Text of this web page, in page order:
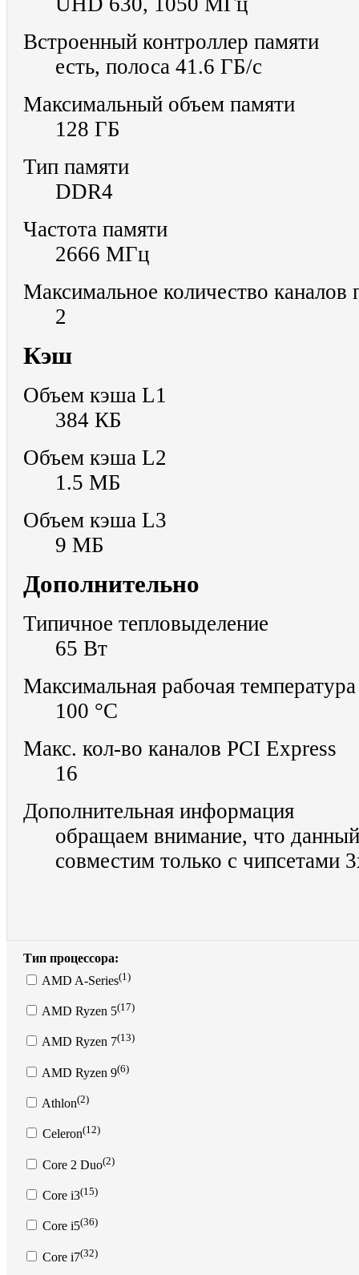
Встроенный контроллер памяти
есть, полоса 41.6 ГБ/с
Максимальный объем памяти
128 ГБ
Тип памяти
DDR4
Частота памяти
2666 МГц
Максимальное количество каналов
2
Кэш
Объем кэша L1
384 КБ
Объем кэша L2
1.5 МБ
Объем кэша L3
9 МБ
Дополнительно
Типичное тепловыделение
65 Вт
Максимальная рабочая температура
100 °C
Макс. кол-во каналов PCI Express
16
Дополнительная информация
обращаем внимание, что
совместим только с чипсетами
Тип процессора:
AMD A-Series(1)
AMD Ryzen 5(17)
AMD Ryzen 7(13)
AMD Ryzen 9(6)
Athlon(2)
Celeron(12)
Core 2 Duo(2)
Core i3(15)
Core i5(36)
Core i7(32)